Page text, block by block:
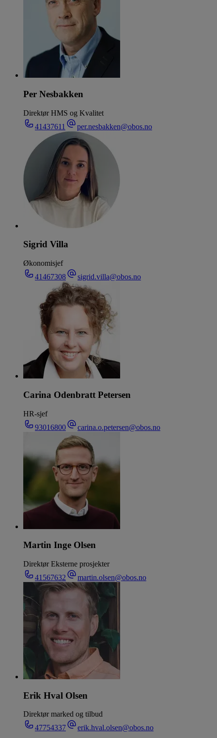
Per Nesbakken
Direktør HMS og Kvalitet
41437611
per.nesbakken@obos.no
Sigrid Villa
Økonomisjef
41467308
sigrid.villa@obos.no
Carina Odenbratt Petersen
HR-sjef
93016800
carina.o.petersen@obos.no
Martin Inge Olsen
Direktør Eksterne prosjekter
41567632
martin.olsen@obos.no
Erik Hval Olsen
Direktør marked og tilbud
47754337
erik.hval.olsen@obos.no